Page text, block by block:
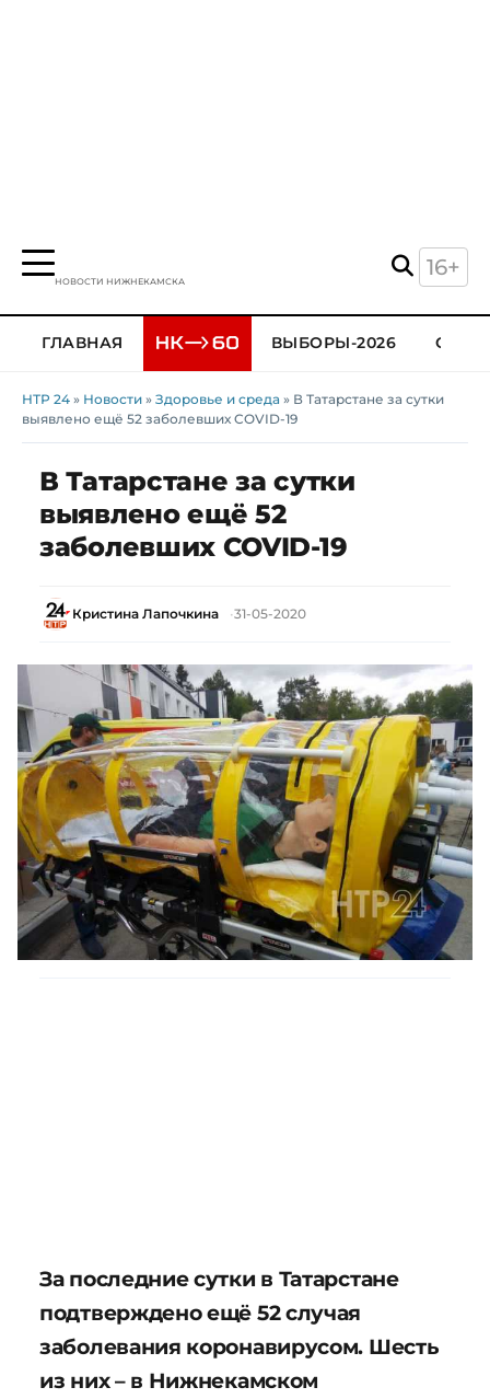
НОВОСТИ НИЖНЕКАМСКА
16+
ГЛАВНАЯ ВЫБОРЫ-2026
НТР 24 » Новости » Здоровье и среда » В Татарстане за сутки
выявлено ещё 52 заболевших COVID-19
В Татарстане за сутки
выявлено ещё 52
заболевших COVID-19
Кристина Лапочкина 31-05-2020
За последние сутки в Татарстане
подтверждено ещё 52 случая
заболевания коронавирусом. Шесть
из них – в Нижнекамском